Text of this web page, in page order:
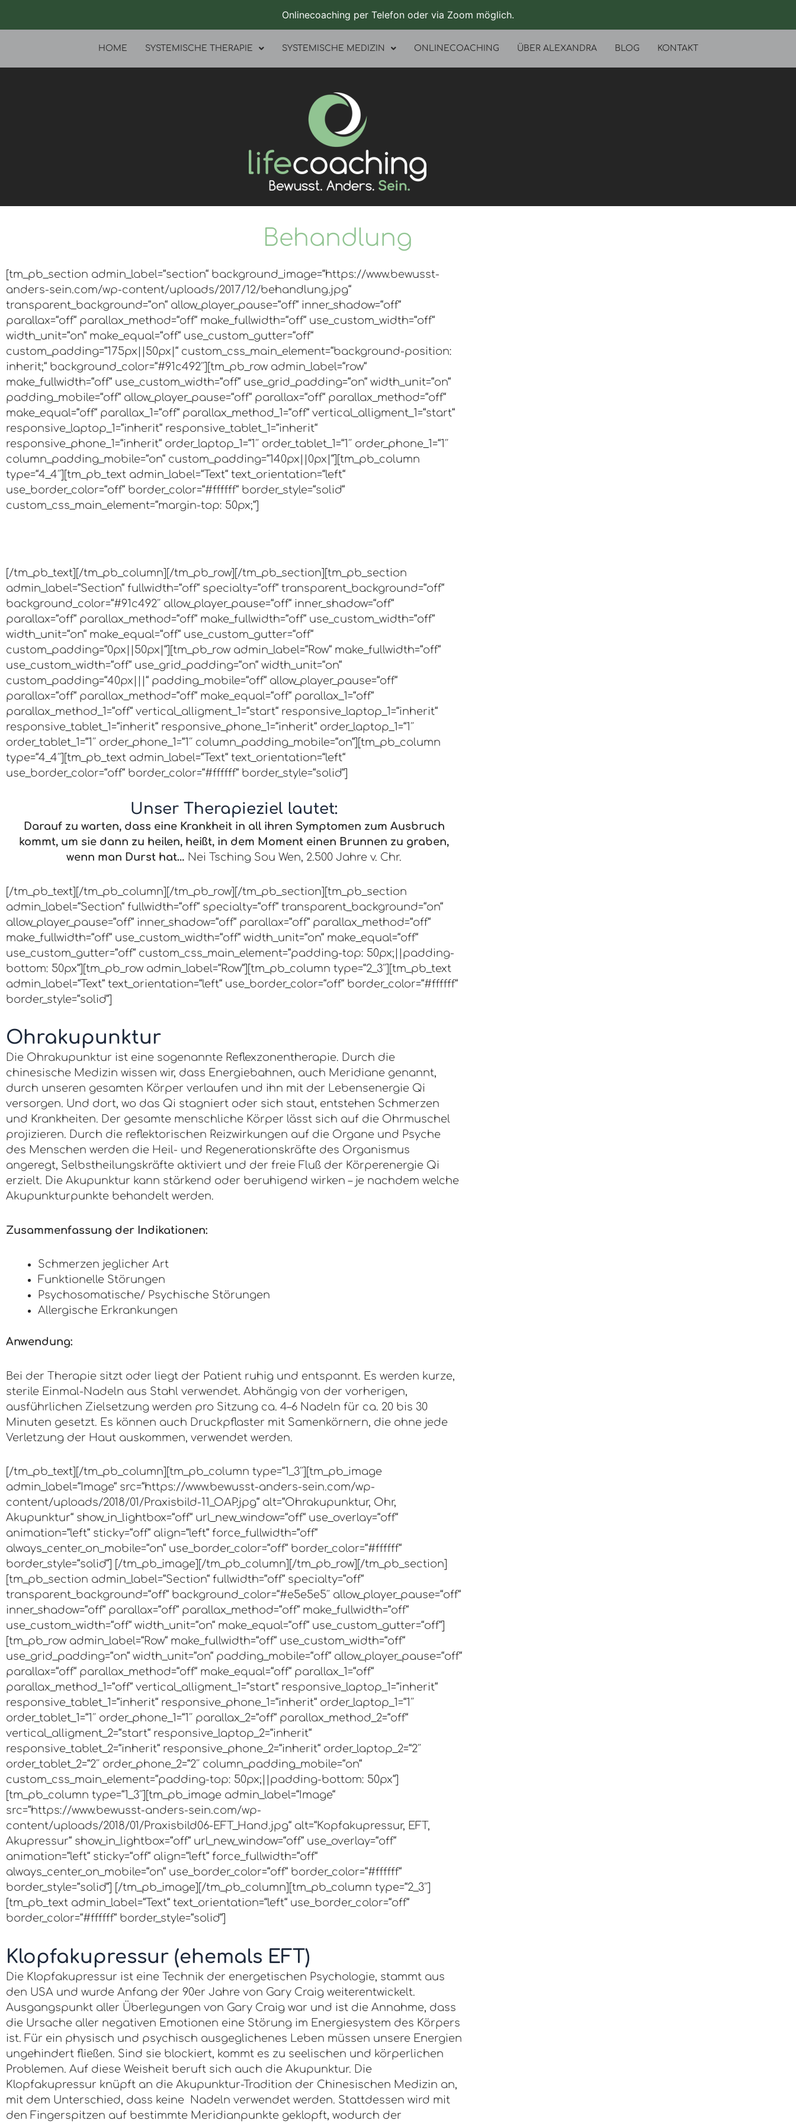
Onlinecoaching per Telefon oder via Zoom möglich.
HOME SYSTEMISCHE THERAPIE SYSTEMISCHE MEDIZIN ONLINECOACHING ÜBER ALEXANDRA BLOG KONTAKT
Behandlung
[tm_pb_section admin_label=“section“ background_image=“https://www.bewusst-
anders-sein.com/wp-content/uploads/2017/12/behandlung.jpg“
transparent_background=“on“ allow_player_pause=“off“ inner_shadow=“off“
parallax=“off“ parallax_method=“off“ make_fullwidth=“off“ use_custom_width=“off“
width_unit=“on“ make_equal=“off“ use_custom_gutter=“off“
custom_padding=“175px||50px|“ custom_css_main_element=“background-position:
inherit;“ background_color=“#91c492″][tm_pb_row admin_label=“row“
make_fullwidth=“off“ use_custom_width=“off“ use_grid_padding=“on“ width_unit=“on“
padding_mobile=“off“ allow_player_pause=“off“ parallax=“off“ parallax_method=“off“
make_equal=“off“ parallax_1=“off“ parallax_method_1=“off“ vertical_alligment_1=“start“
responsive_laptop_1=“inherit“ responsive_tablet_1=“inherit“
responsive_phone_1=“inherit“ order_laptop_1=“1″ order_tablet_1=“1″ order_phone_1=“1″
column_padding_mobile=“on“ custom_padding=“140px||0px|“][tm_pb_column
type=“4_4″][tm_pb_text admin_label=“Text“ text_orientation=“left“
use_border_color=“off“ border_color=“#ffffff“ border_style=“solid“
custom_css_main_element=“margin-top: 50px;“]
[/tm_pb_text][/tm_pb_column][/tm_pb_row][/tm_pb_section][tm_pb_section
admin_label=“Section“ fullwidth=“off“ specialty=“off“ transparent_background=“off“
background_color=“#91c492″ allow_player_pause=“off“ inner_shadow=“off“
parallax=“off“ parallax_method=“off“ make_fullwidth=“off“ use_custom_width=“off“
width_unit=“on“ make_equal=“off“ use_custom_gutter=“off“
custom_padding=“0px||50px|“][tm_pb_row admin_label=“Row“ make_fullwidth=“off“
use_custom_width=“off“ use_grid_padding=“on“ width_unit=“on“
custom_padding=“40px|||“ padding_mobile=“off“ allow_player_pause=“off“
parallax=“off“ parallax_method=“off“ make_equal=“off“ parallax_1=“off“
parallax_method_1=“off“ vertical_alligment_1=“start“ responsive_laptop_1=“inherit“
responsive_tablet_1=“inherit“ responsive_phone_1=“inherit“ order_laptop_1=“1″
order_tablet_1=“1″ order_phone_1=“1″ column_padding_mobile=“on“][tm_pb_column
type=“4_4″][tm_pb_text admin_label=“Text“ text_orientation=“left“
use_border_color=“off“ border_color=“#ffffff“ border_style=“solid“]
Unser Therapieziel lautet:
Darauf zu warten, dass eine Krankheit in all ihren Symptomen zum Ausbruch
kommt, um sie dann zu heilen, heißt, in dem Moment einen Brunnen zu graben,
wenn man Durst hat… Nei Tsching Sou Wen, 2.500 Jahre v. Chr.
[/tm_pb_text][/tm_pb_column][/tm_pb_row][/tm_pb_section][tm_pb_section
admin_label=“Section“ fullwidth=“off“ specialty=“off“ transparent_background=“on“
allow_player_pause=“off“ inner_shadow=“off“ parallax=“off“ parallax_method=“off“
make_fullwidth=“off“ use_custom_width=“off“ width_unit=“on“ make_equal=“off“
use_custom_gutter=“off“ custom_css_main_element=“padding-top: 50px;||padding-
bottom: 50px“][tm_pb_row admin_label=“Row“][tm_pb_column type=“2_3″][tm_pb_text
admin_label=“Text“ text_orientation=“left“ use_border_color=“off“ border_color=“#ffffff“
border_style=“solid“]
Ohrakupunktur
Die Ohrakupunktur ist eine sogenannte Reflexzonentherapie. Durch die
chinesische Medizin wissen wir, dass Energiebahnen, auch Meridiane genannt,
durch unseren gesamten Körper verlaufen und ihn mit der Lebensenergie Qi
versorgen. Und dort, wo das Qi stagniert oder sich staut, entstehen Schmerzen
und Krankheiten. Der gesamte menschliche Körper lässt sich auf die Ohrmuschel
projizieren. Durch die reflektorischen Reizwirkungen auf die Organe und Psyche
des Menschen werden die Heil- und Regenerationskräfte des Organismus
angeregt, Selbstheilungskräfte aktiviert und der freie Fluß der Körperenergie Qi
erzielt. Die Akupunktur kann stärkend oder beruhigend wirken – je nachdem welche
Akupunkturpunkte behandelt werden.
Zusammenfassung der Indikationen:
Schmerzen jeglicher Art
Funktionelle Störungen
Psychosomatische/ Psychische Störungen
Allergische Erkrankungen
Anwendung:
Bei der Therapie sitzt oder liegt der Patient ruhig und entspannt. Es werden kurze,
sterile Einmal-Nadeln aus Stahl verwendet. Abhängig von der vorherigen,
ausführlichen Zielsetzung werden pro Sitzung ca. 4–6 Nadeln für ca. 20 bis 30
Minuten gesetzt. Es können auch Druckpflaster mit Samenkörnern, die ohne jede
Verletzung der Haut auskommen, verwendet werden.
[/tm_pb_text][/tm_pb_column][tm_pb_column type=“1_3″][tm_pb_image
admin_label=“Image“ src=“https://www.bewusst-anders-sein.com/wp-
content/uploads/2018/01/Praxisbild-11_OAP.jpg“ alt=“Ohrakupunktur, Ohr,
Akupunktur“ show_in_lightbox=“off“ url_new_window=“off“ use_overlay=“off“
animation=“left“ sticky=“off“ align=“left“ force_fullwidth=“off“
always_center_on_mobile=“on“ use_border_color=“off“ border_color=“#ffffff“
border_style=“solid“] [/tm_pb_image][/tm_pb_column][/tm_pb_row][/tm_pb_section]
[tm_pb_section admin_label=“Section“ fullwidth=“off“ specialty=“off“
transparent_background=“off“ background_color=“#e5e5e5″ allow_player_pause=“off“
inner_shadow=“off“ parallax=“off“ parallax_method=“off“ make_fullwidth=“off“
use_custom_width=“off“ width_unit=“on“ make_equal=“off“ use_custom_gutter=“off“]
[tm_pb_row admin_label=“Row“ make_fullwidth=“off“ use_custom_width=“off“
use_grid_padding=“on“ width_unit=“on“ padding_mobile=“off“ allow_player_pause=“off“
parallax=“off“ parallax_method=“off“ make_equal=“off“ parallax_1=“off“
parallax_method_1=“off“ vertical_alligment_1=“start“ responsive_laptop_1=“inherit“
responsive_tablet_1=“inherit“ responsive_phone_1=“inherit“ order_laptop_1=“1″
order_tablet_1=“1″ order_phone_1=“1″ parallax_2=“off“ parallax_method_2=“off“
vertical_alligment_2=“start“ responsive_laptop_2=“inherit“
responsive_tablet_2=“inherit“ responsive_phone_2=“inherit“ order_laptop_2=“2″
order_tablet_2=“2″ order_phone_2=“2″ column_padding_mobile=“on“
custom_css_main_element=“padding-top: 50px;||padding-bottom: 50px“]
[tm_pb_column type=“1_3″][tm_pb_image admin_label=“Image“
src=“https://www.bewusst-anders-sein.com/wp-
content/uploads/2018/01/Praxisbild06-EFT_Hand.jpg“ alt=“Kopfakupressur, EFT,
Akupressur“ show_in_lightbox=“off“ url_new_window=“off“ use_overlay=“off“
animation=“left“ sticky=“off“ align=“left“ force_fullwidth=“off“
always_center_on_mobile=“on“ use_border_color=“off“ border_color=“#ffffff“
border_style=“solid“] [/tm_pb_image][/tm_pb_column][tm_pb_column type=“2_3″]
[tm_pb_text admin_label=“Text“ text_orientation=“left“ use_border_color=“off“
border_color=“#ffffff“ border_style=“solid“]
Klopfakupressur (ehemals EFT)
Die Klopfakupressur ist eine Technik der energetischen Psychologie, stammt aus
den USA und wurde Anfang der 90er Jahre von Gary Craig weiterentwickelt.
Ausgangspunkt aller Überlegungen von Gary Craig war und ist die Annahme, dass
die Ursache aller negativen Emotionen eine Störung im Energiesystem des Körpers
ist. Für ein physisch und psychisch ausgeglichenes Leben müssen unsere Energien
ungehindert fließen. Sind sie blockiert, kommt es zu seelischen und körperlichen
Problemen. Auf diese Weisheit beruft sich auch die Akupunktur. Die
Klopfakupressur knüpft an die Akupunktur-Tradition der Chinesischen Medizin an,
mit dem Unterschied, dass keine Nadeln verwendet werden. Stattdessen wird mit
den Fingerspitzen auf bestimmte Meridianpunkte geklopft, wodurch der